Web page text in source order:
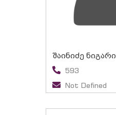
შაინიძე ნიგარი
593
Not Defined